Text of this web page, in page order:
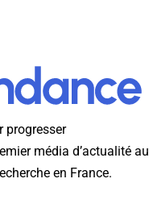
progresser
média d’actualité
en France.